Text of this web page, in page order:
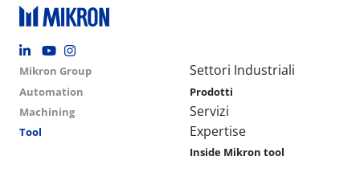
Footer social
Group menu
Mikron Group
Automation
Machining
Tool
Main navigation
Settori Industriali
Prodotti
Servizi
Expertise
Inside Mikron tool